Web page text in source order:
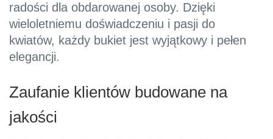
radości dla obdarowanej osoby. Dzięki
wieloletniemu doświadczeniu i pasji do
kwiatów, każdy bukiet jest wyjątkowy i pełen
elegancji.
Zaufanie klientów budowane na
jakości